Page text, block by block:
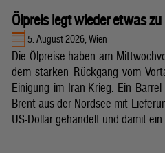
Ölpreis legt wieder etwas zu
5. August 2026, Wien
Die Ölpreise haben am
dem starken Rückgang vom
Einigung im Iran-Krieg. Ein
Brent aus der Nordsee mit
US-Dollar gehandelt und damit